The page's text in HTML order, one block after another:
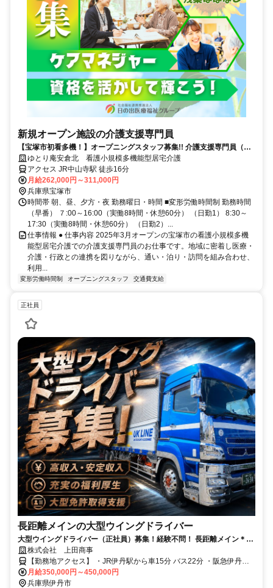
新規オープン施設の介護支援専門員
【宝塚市初看多機！】オープニングスタッフ募集!! 介護支援専門員（正
社員）のお仕事です♪
ゆとり庵安倉北 看護小規模多機能型居宅介護
アクセス JR中山寺駅 徒歩16分
月給262,000円～311,000円
兵庫県宝塚市
時間帯 朝、昼、夕方・夜 勤務曜日・時間 ■変形労働時間制 勤務時間
（早番） ７:00～16:00（実働8時間・休憩60分） （日勤1） 8:30～
17:30（実働8時間・休憩60分） （日勤2）...
仕事情報 ● 仕事内容 2025年3月オープンの宝塚市の看護小規模多機
能型居宅介護での介護支援専門員のお仕事です。地域に密着し医療・
介護・行政との連携を図りながら、通い・泊り・訪問を組み合わせ、
利用...
変形労働時間制 オープニングスタッフ 交通費支給
正社員
長距離メインの大型ウイングドライバー
大型ウイングドライバー（正社員）募集！経験不問！ 長距離メイン＊し
っかり稼げる＊
株式会社 上田商事
【勤務地アクセス】 ・JR伊丹駅から車15分 バス22分 ・阪急伊丹駅
から車15分 バス20分 ・阪急塚口駅から車20分 電車30分 ・阪急西宮
北口から車23分 電車48分 ・JR尼崎駅から車30分 電車30分 ・JR大阪
月給350,000円～450,000円
兵庫県伊丹市